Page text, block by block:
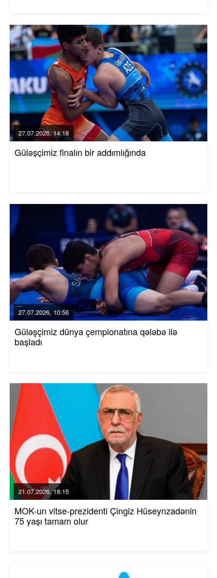
27.07.2026, 14:18
Güləşçimiz finalın bir addımlığında
27.07.2026, 10:56
Güləşçimiz dünya çempionatına qələbə ilə
başladı
21.07.2026, 18:15
MOK-un vitse-prezidenti Çingiz Hüseynzadənin
75 yaşı tamam olur